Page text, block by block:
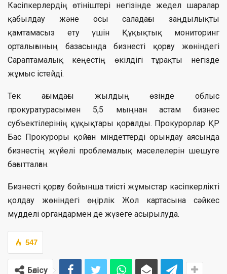
Кәсіпкерлердің өтініштері негізінде жедел шаралар
қабылдау және осы саладағы заңдылықты
қамтамасыз ету үшін Құқықтық мониторинг
орталығының базасында бизнесті қорғау жөніндегі
Сараптамалық кеңестің өкілдігі тұрақты негізде
жұмыс істейді.
Тек ағымдағы жылдың өзінде облыс
прокуратурасымен 5,5 мыңнан астам бизнес
субъектілерінің құқықтары қорғалды. Прокурорлар ҚР
Бас Прокуроры қойған міндеттерді орындау аясында
бизнестің жүйелі проблемалық мәселелерін шешуге
бағытталған.
Бизнесті қорғау бойынша тиісті жұмыстар кәсіпкерлікті
қолдау жөніндегі өңірлік Жол картасына сәйкес
мүдделі органдармен де жүзеге асырылуда.
547
Бөлісу